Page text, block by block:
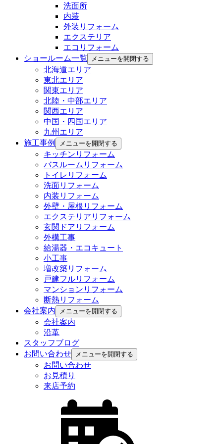
洗面所
内装
外装リフォーム
エクステリア
エコリフォーム
ショールーム一覧
メニューを開閉する
北海道エリア
東北エリア
関東エリア
北陸・中部エリア
関西エリア
中国・四国エリア
九州エリア
施工事例
メニューを開閉する
キッチンリフォーム
バスルームリフォーム
トイレリフォーム
洗面リフォーム
内装リフォーム
外壁・屋根リフォーム
エクステリアリフォーム
玄関ドアリフォーム
外構工事
給湯器・エコキュート
小工事
増改築リフォーム
戸建フルリフォーム
マンションリフォーム
断熱リフォーム
会社案内
メニューを開閉する
会社案内
沿革
スタッフブログ
お問い合わせ
メニューを開閉する
お問い合わせ
お見積り
来店予約